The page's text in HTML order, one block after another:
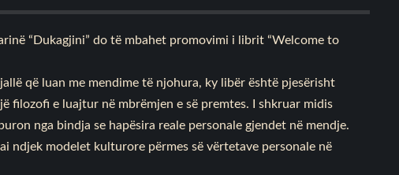
“Dukagjini” do të mbahet promovimi i librit “Welcome to
që luan me mendime të njohura, ky libër është pjesërisht
filozofi e luajtur në mbrëmjen e së premtes. I shkruar midis
nga bindja se hapësira reale personale gjendet në mendje.
ndjek modelet kulturore përmes së vërtetave personale në